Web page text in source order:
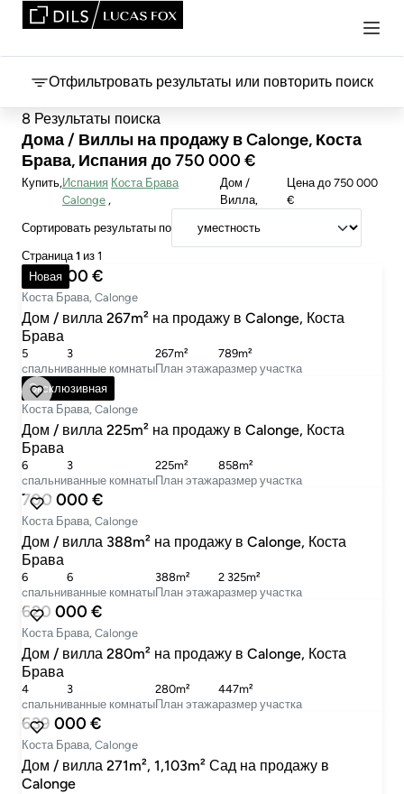
Отфильтровать результаты или повторить поиск
8 Результаты поиска
Дома / Виллы на продажу в Calonge, Коста
Брава, Испания до 750 000 €
Купить Испания Коста Брава
Calonge
Дом /
Вилла
Ценадо 750 000
€
Сортировать результаты по
Страница1 из 1
Новая
680 000 €
Коста Брава, Calonge
Дом / вилла 267m² на продажу в Calonge, Коста
Брава
cпальни
5
ванные комнаты
3
План этажа
267m²
размер участка
789m²
Эксклюзивная
540 000 €
Коста Брава, Calonge
Дом / вилла 225m² на продажу в Calonge, Коста
Брава
cпальни
6
ванные комнаты
3
План этажа
225m²
размер участка
858m²
700 000 €
Коста Брава, Calonge
Дом / вилла 388m² на продажу в Calonge, Коста
Брава
cпальни
6
ванные комнаты
6
План этажа
388m²
размер участка
2 325m²
620 000 €
Коста Брава, Calonge
Дом / вилла 280m² на продажу в Calonge, Коста
Брава
cпальни
4
ванные комнаты
3
План этажа
280m²
размер участка
447m²
639 000 €
Коста Брава, Calonge
Дом / вилла 271m², 1,103m² Сад на продажу в
Calonge